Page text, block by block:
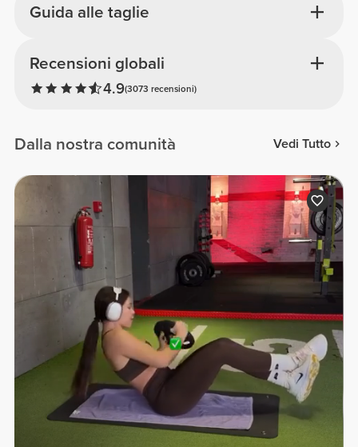
Recensioni globali
4.9(3073 recensioni)
Guida alle taglie
Dalla nostra comunità Vedi Tutto